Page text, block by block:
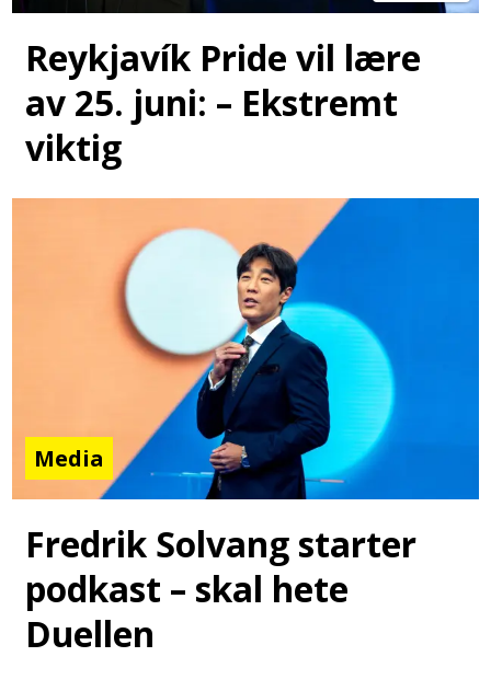
Reykjavík Pride vil lære
av 25. juni: – Ekstremt
viktig
Media
Fredrik Solvang starter
podkast – skal hete
Duellen